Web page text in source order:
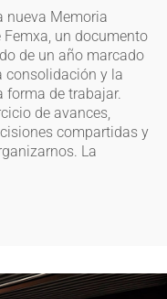
nueva Memoria
un documento
de un año marcado
consolidación y la
forma de trabajar.
de avances,
compartidas y
La